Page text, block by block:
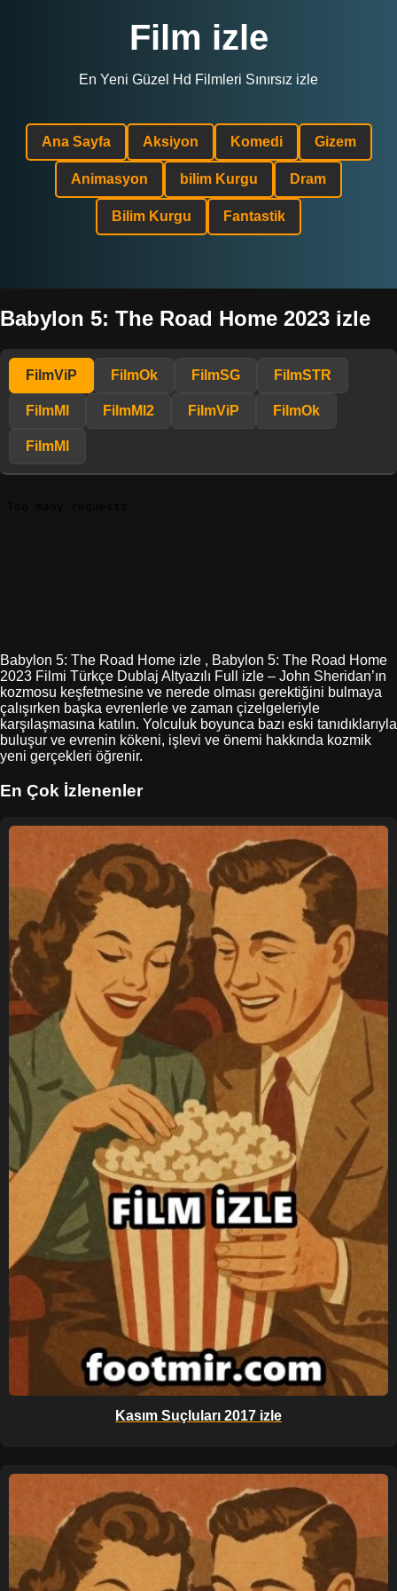
Film izle
En Yeni Güzel Hd Filmleri Sınırsız izle
Ana Sayfa Aksiyon Komedi Gizem
Animasyon bilim Kurgu Dram
Bilim Kurgu Fantastik
Babylon 5: The Road Home 2023 izle
FilmViP FilmOk FilmSG FilmSTR
FilmMl FilmMl2 FilmViP FilmOk
FilmMl
Babylon 5: The Road Home izle , Babylon 5: The Road Home
2023 Filmi Türkçe Dublaj Altyazılı Full izle – John Sheridan’ın
kozmosu keşfetmesine ve nerede olması gerektiğini bulmaya
çalışırken başka evrenlerle ve zaman çizelgeleriyle
karşılaşmasına katılın. Yolculuk boyunca bazı eski tanıdıklarıyla
buluşur ve evrenin kökeni, işlevi ve önemi hakkında kozmik
yeni gerçekleri öğrenir.
En Çok İzlenenler
Kasım Suçluları 2017 izle